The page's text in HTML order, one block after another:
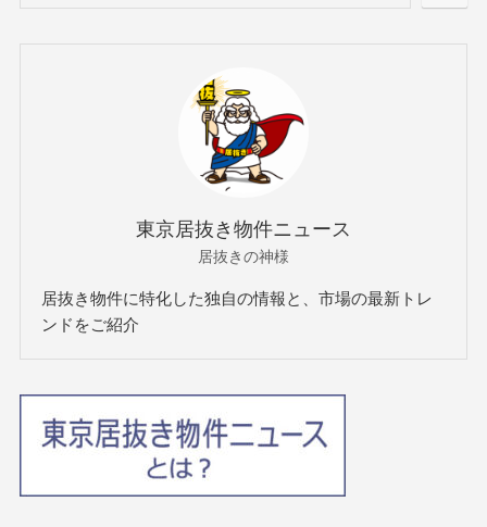
東京居抜き物件ニュース
居抜きの神様
居抜き物件に特化した独自の情報と、市場の最新トレ
ンドをご紹介